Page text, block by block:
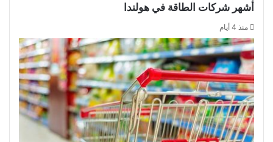
أشهر شركات الطاقة في هولندا
منذ 4 أيام